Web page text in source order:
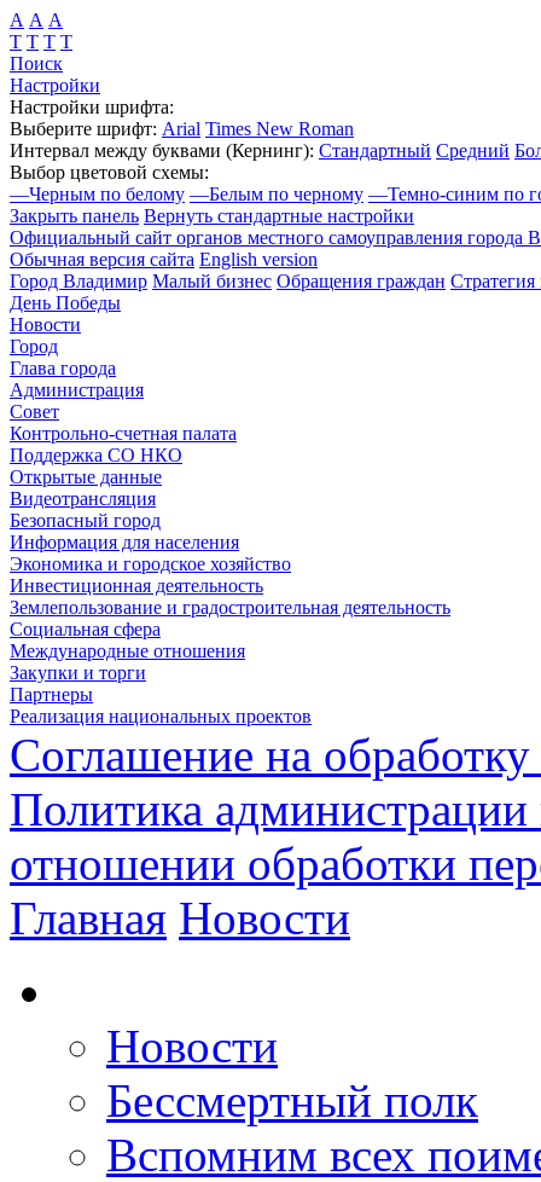
А А А
Т Т Т Т
Поиск
Настройки
Настройки шрифта:
Выберите шрифт: Arial Times New Roman
Интервал между буквами (Кернинг): Стандартный Средний
Выбор цветовой схемы:
—Черным по белому —Белым по черному —Темно-синим по
Закрыть панель Вернуть стандартные настройки
Официальный сайт органов местного самоуправления города
Обычная версия сайта English version
Город Владимир Малый бизнес Обращения граждан Стратегия
День Победы
Новости
Город
Глава города
Администрация
Совет
Контрольно-счетная палата
Поддержка СО НКО
Открытые данные
Видеотрансляция
Безопасный город
Информация для населения
Экономика и городское хозяйство
Инвестиционная деятельность
Землепользование и градостроительная деятельность
Социальная сфера
Международные отношения
Закупки и торги
Партнеры
Реализация национальных проектов
Соглашение на
Политика
отношении обработки
Главная Новости
Новости
Бессмертный полк
Вспомним всех